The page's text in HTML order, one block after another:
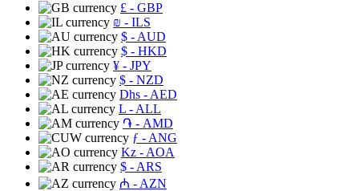
£ - GBP
₪ - ILS
$ - AUD
$ - HKD
¥ - JPY
$ - NZD
Dhs - AED
L - ALL
֏ - AMD
ƒ - ANG
Kz - AOA
$ - ARS
₼ - AZN